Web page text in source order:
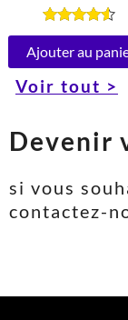
Peut ouvrir à
(1850-2200W,
240V)
Note
4.40
sur 5
Ajouter au
Voir tout >
Devenir
si vous
contactez-